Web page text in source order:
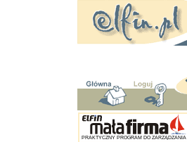
PRAKTYCZNY PROGRAM DO ZARZĄDZANIA